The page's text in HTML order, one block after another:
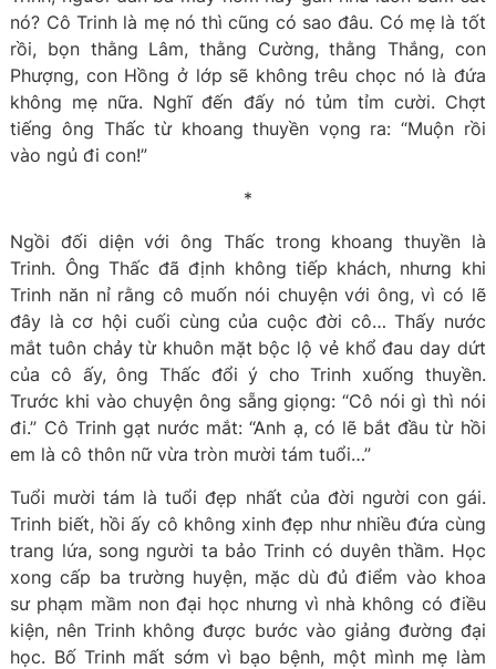
nó? Cô Trinh là mẹ nó thì cũng có sao đâu. Có mẹ là tốt
rồi, bọn thằng Lâm, thằng Cường, thằng Thắng, con
Phượng, con Hồng ở lớp sẽ không trêu chọc nó là đứa
không mẹ nữa. Nghĩ đến đấy nó tủm tỉm cười. Chợt
tiếng ông Thấc từ khoang thuyền vọng ra: “Muộn rồi
vào ngủ đi con!”
*
Ngồi đối diện với ông Thấc trong khoang thuyền là
Trinh. Ông Thấc đã định không tiếp khách, nhưng khi
Trinh năn nỉ rằng cô muốn nói chuyện với ông, vì có lẽ
đây là cơ hội cuối cùng của cuộc đời cô… Thấy nước
mắt tuôn chảy từ khuôn mặt bộc lộ vẻ khổ đau day dứt
của cô ấy, ông Thấc đổi ý cho Trinh xuống thuyền.
Trước khi vào chuyện ông sẵng giọng: “Cô nói gì thì nói
đi.” Cô Trinh gạt nước mắt: “Anh ạ, có lẽ bắt đầu từ hồi
em là cô thôn nữ vừa tròn mười tám tuổi…”
Tuổi mười tám là tuổi đẹp nhất của đời người con gái.
Trinh biết, hồi ấy cô không xinh đẹp như nhiều đứa cùng
trang lứa, song người ta bảo Trinh có duyên thầm. Học
xong cấp ba trường huyện, mặc dù đủ điểm vào khoa
sư phạm mầm non đại học nhưng vì nhà không có điều
kiện, nên Trinh không được bước vào giảng đường đại
học. Bố Trinh mất sớm vì bạo bệnh, một mình mẹ làm